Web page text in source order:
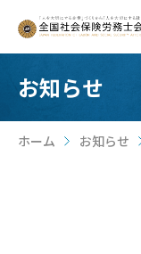
お知らせ
ホーム >
お知らせ